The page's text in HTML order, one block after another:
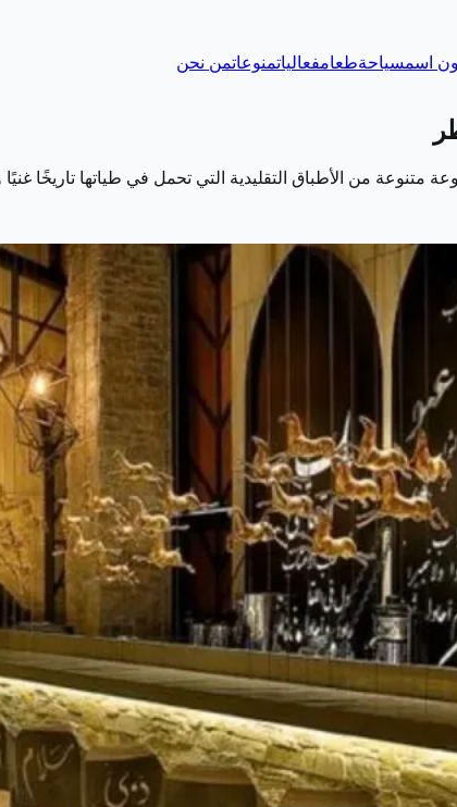
اسمسياحةطعامفعالياتمنوعاتمن نحن
متنوعة من الأطباق التقليدية التي تحمل في طياتها تاريخًا